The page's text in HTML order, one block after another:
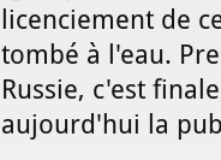
licenciement de
tombé à l'eau.
Russie, c'est
aujourd'hui la